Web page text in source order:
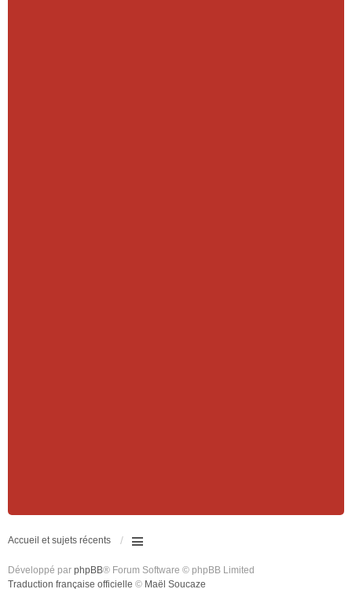
Accueil et sujets récents
Développé par phpBB® Forum Software © phpBB Limited
Traduction française officielle © Maël Soucaze